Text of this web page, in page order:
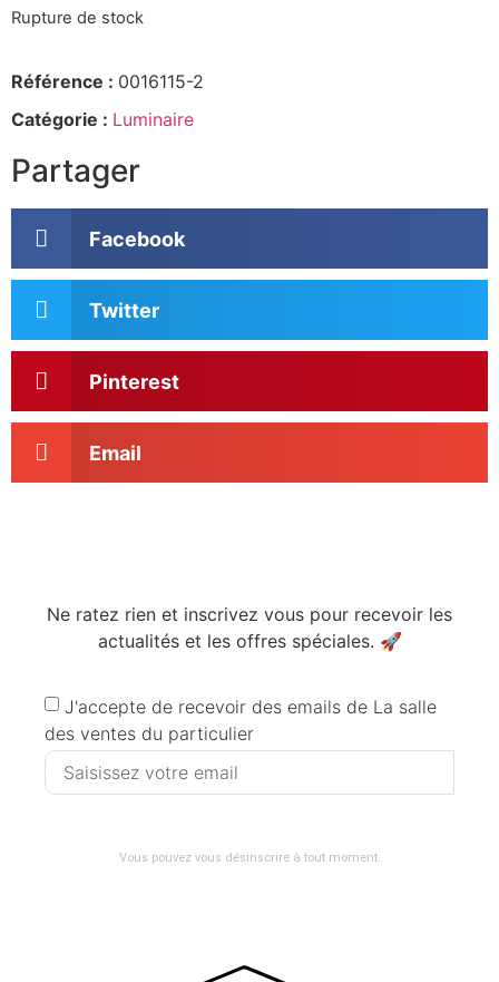
Rupture de stock
Référence : 0016115-2
Catégorie : Luminaire
Partager
Facebook
Twitter
Pinterest
Email
Ne ratez rien et inscrivez vous pour recevoir les
actualités et les offres spéciales. 🚀​
J'accepte de recevoir des emails de La salle
des ventes du particulier
Vous pouvez vous désinscrire à tout moment.